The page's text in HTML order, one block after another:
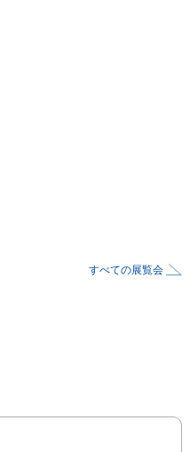
すべての展覧会